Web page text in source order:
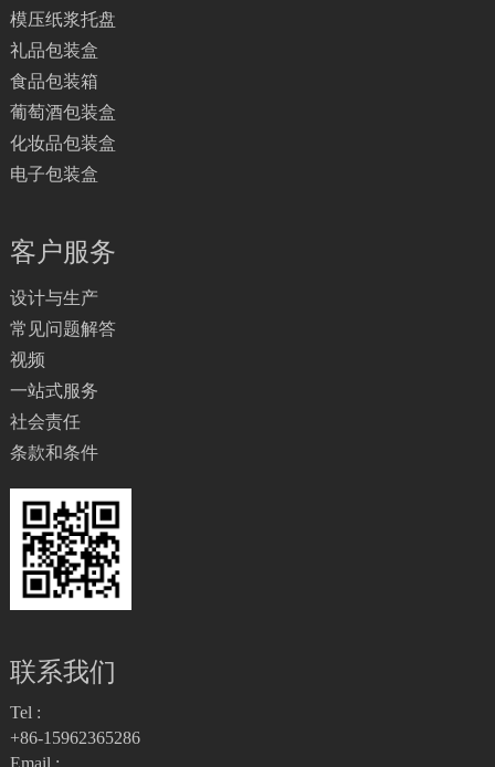
模压纸浆托盘
礼品包装盒
食品包装箱
葡萄酒包装盒
化妆品包装盒
电子包装盒
客户服务
设计与生产
常见问题解答
视频
一站式服务
社会责任
条款和条件
联系我们
Tel :
+86-15962365286